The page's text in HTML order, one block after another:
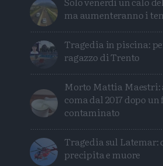
ma aumenteranno i
Tragedia in piscina:
ragazzo di Trento
Morto Mattia Maestri:
coma dal 2017 dopo
contaminato
Tragedia sul
precipita e muore